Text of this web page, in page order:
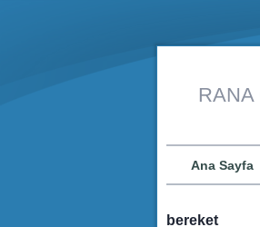
RANA
Ana Sayfa
bereket